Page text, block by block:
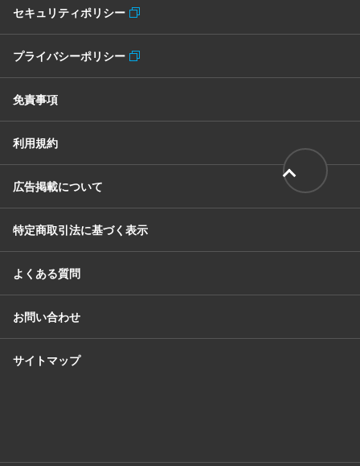
セキュリティポリシー
プライバシーポリシー
免責事項
利用規約
広告掲載について
特定商取引法に基づく表示
よくある質問
お問い合わせ
サイトマップ